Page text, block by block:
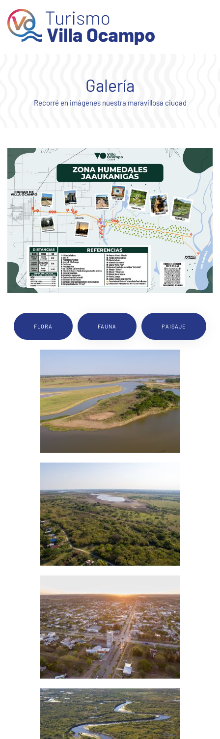
Skip to main content
Galería
Recorré en imágenes nuestra maravillosa ciudad
FLORA FAUNA PAISAJE